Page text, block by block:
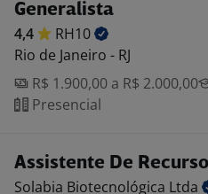
Generalista
4,4
RH10
Rio de Janeiro - RJ
R$ 1.900,00 a R$ 2.000,00
Presencial
Assistente De
Solabia Biotecnológica Ltda